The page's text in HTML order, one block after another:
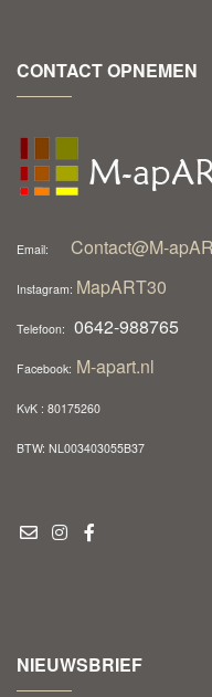
CONTACT OPNEMEN
Email: Contact@M-
Instagram: MapART30
Telefoon: 0642-988765
Facebook: M-apart.nl
KvK : 80175260
BTW: NL003403055B37
NIEUWSBRIEF